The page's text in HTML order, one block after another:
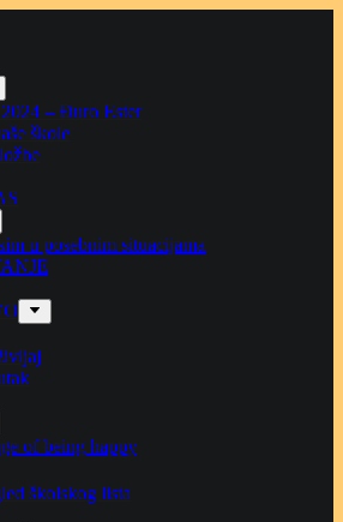
– Đuro Ester
škole
u posebnim situacijama
of being happy
školskog lista